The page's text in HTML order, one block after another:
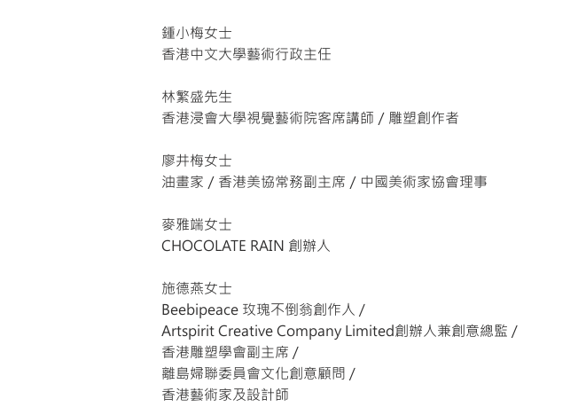
鍾小梅女士
香港中文大學藝術行政主任
林繁盛先生
香港浸會大學視覺藝術院客席講師／雕塑創作者
廖井梅女士
油畫家／香港美協常務副主席／中國美術家協會理事
麥雅端女士
CHOCOLATE RAIN 創辦人
施德燕女士
Beebipeace 玫瑰不倒翁創作人 /
Artspirit Creative Company Limited創辦人兼創意總監 /
香港雕塑學會副主席 /
離島婦聯委員會文化創意顧問 /
香港藝術家及設計師